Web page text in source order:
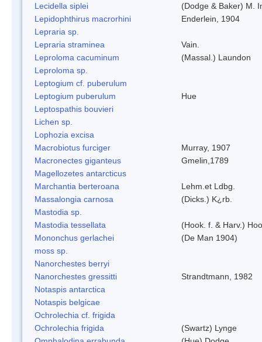
Lecidella siplei
(Dodge & Baker) M.
Lepidophthirus macrorhini
Enderlein, 1904
Lepraria sp.
Lepraria straminea
Vain.
Leproloma cacuminum
(Massal.) Laundon
Leproloma sp.
Leptogium cf. puberulum
Leptogium puberulum
Hue
Leptospathis bouvieri
Lichen sp.
Lophozia excisa
Macrobiotus furciger
Murray, 1907
Macronectes giganteus
Gmelin,1789
Magellozetes antarcticus
Marchantia berteroana
Lehm.et Ldbg.
Massalongia carnosa
(Dicks.) K¿rb.
Mastodia sp.
Mastodia tessellata
(Hook. f. & Harv.)
Mononchus gerlachei
(De Man 1904)
moss sp.
Nanorchestes berryi
Nanorchestes gressitti
Strandtmann, 1982
Notaspis antarctica
Notaspis belgicae
Ochrolechia cf. frigida
Ochrolechia frigida
(Swartz) Lynge